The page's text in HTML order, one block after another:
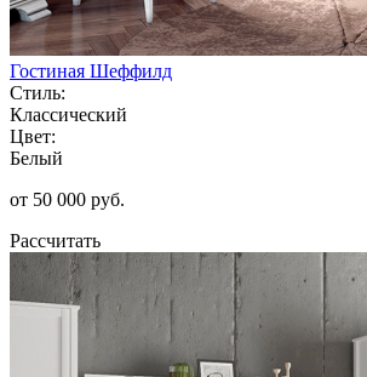
Гостиная Шеффилд
Стиль:
Классический
Цвет:
Белый
от 50 000 руб.
Рассчитать